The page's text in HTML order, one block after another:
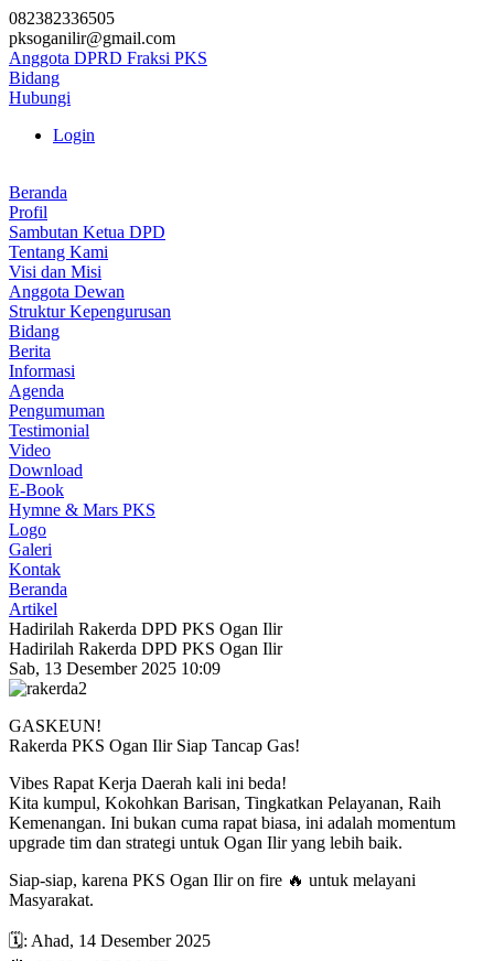
082382336505
pksoganilir@gmail.com
Anggota DPRD Fraksi PKS
Bidang
Hubungi
Login
Beranda
Profil
Sambutan Ketua DPD
Tentang Kami
Visi dan Misi
Anggota Dewan
Struktur Kepengurusan
Bidang
Berita
Informasi
Agenda
Pengumuman
Testimonial
Video
Download
E-Book
Hymne & Mars PKS
Logo
Galeri
Kontak
Beranda
Artikel
Hadirilah Rakerda DPD PKS Ogan Ilir
Hadirilah Rakerda DPD PKS Ogan Ilir
Sab, 13 Desember 2025 10:09
GASKEUN!
Rakerda PKS Ogan Ilir Siap Tancap Gas!
Vibes Rapat Kerja Daerah kali ini beda!
Kita kumpul, Kokohkan Barisan, Tingkatkan Pelayanan, Raih
Kemenangan. Ini bukan cuma rapat biasa, ini adalah momentum
upgrade tim dan strategi untuk Ogan Ilir yang lebih baik.
Siap-siap, karena PKS Ogan Ilir on fire 🔥 untuk melayani
Masyarakat.
🗓️: Ahad, 14 Desember 2025